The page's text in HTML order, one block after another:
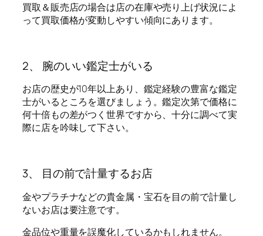
買取＆販売店の場合は店の在庫や売り上げ状況によ
って買取価格が変動しやすい傾向にあります。
2、 腕のいい鑑定士がいる
お店の歴史が10年以上あり、鑑定経験の豊富な鑑定
士がいるところを選びましょう。鑑定次第で価格に
何十倍もの差がつく世界ですから、十分に調べて実
際に店を吟味して下さい。
3、 目の前で計量するお店
金やプラチナなどの貴金属・宝石を目の前で計量し
ないお店は要注意です。
金品位や重量を誤魔化しているかもしれません。